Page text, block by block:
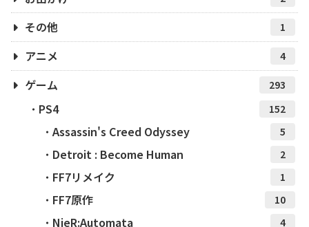
その他 1
アニメ 4
ゲーム 293
PS4 152
Assassin's Creed Odyssey 5
Detroit : Become Human 2
FF7リメイク 1
FF7原作 10
NieR:Automata 4